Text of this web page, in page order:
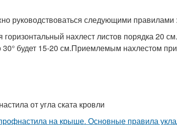
руководствоваться следующими правилами :
горизонтальный нахлест листов порядка 20
будет 15-20 см.Приемлемым нахлестом
от угла ската кровли